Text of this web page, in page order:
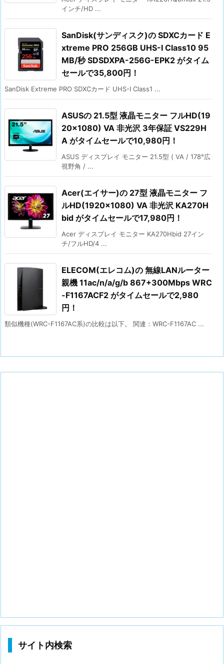
インチ/HD ...
SanDisk(サンディスク)の SDXCカード E
xtreme PRO 256GB UHS-I Class10 95
MB/秒 SDSDXPA-256G-EPK2 がタイム
セールで35,800円！
SanDisk Extreme PRO SDXCカード UHS-I Class1 ...
ASUSの 21.5型 液晶モニター フルHD(19
20×1080) VA 非光沢 3年保証 VS229H
A がタイムセールで10,980円！
ASUS ディスプレイ モニター 21.5型 ( VA / 178°広
視野角 / ...
Acer(エイサー)の 27型 液晶モニター フ
ルHD(1920×1080) VA 非光沢 KA270H
bid がタイムセールで17,980円！
Acer ディスプレイ モニター KA270Hbid 27イン
チ/フルHD/4 ...
ELECOM(エレコム)の 無線LANルーター
親機 11ac/n/a/g/b 867+300Mbps WRC
-F1167ACF2 がタイムセールで2,980
円！
類似機種(WRC-F1167AC系)の比較は以下。 関連：WRC-F1167AC ...
サイト内検索